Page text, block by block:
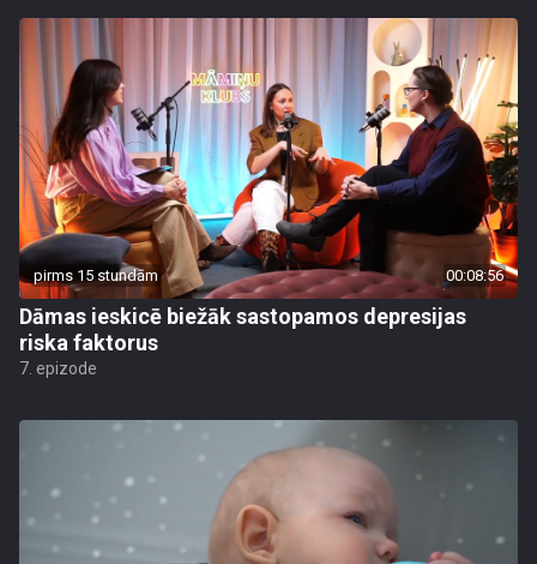
pirms 15 stundām 00:08:56
Dāmas ieskicē biežāk sastopamos depresijas
riska faktorus
7. epizode